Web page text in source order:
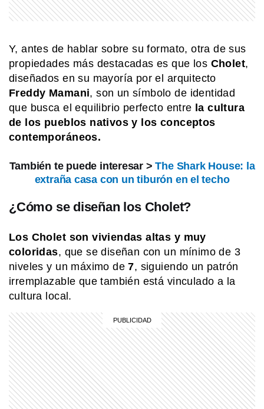
Y, antes de hablar sobre su formato, otra de sus
propiedades más destacadas es que los Cholet,
diseñados en su mayoría por el arquitecto
Freddy Mamani, son un símbolo de identidad
que busca el equilibrio perfecto entre la cultura
de los pueblos nativos y los conceptos
contemporáneos.
También te puede interesar >The Shark House: la
extraña casa con un tiburón en el techo
¿Cómo se diseñan los Cholet?
Los Cholet son viviendas altas y muy
coloridas, que se diseñan con un mínimo de 3
niveles y un máximo de7, siguiendo un patrón
irremplazable que también está vinculado a la
cultura local.
Martín?
MI PAIS
Conocé el nombre completo de
Manuel Belgrano
¿Sabías que Manuel Belgrano era
descendiente de italianos?
un país y unió dos océanos
EL MUNDO
dentro de la ciudad
SABER MAS
Beneficios de la leche: un alimento
que va más allá de la infancia